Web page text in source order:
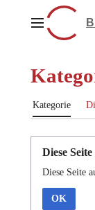
springenHauptmenü
Kategorie
Diese
Diese Seite
OK